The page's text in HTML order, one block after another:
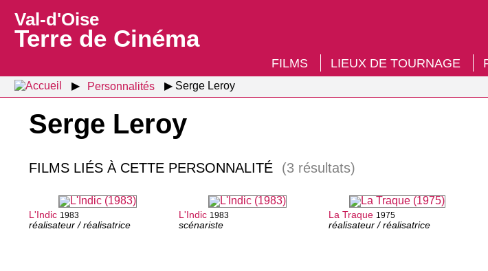
Val-d'Oise
Terre de Cinéma
FILMS LIEUX DE TOURNAGE
Personnalités Serge Leroy
Serge Leroy
FILMS LIÉS À CETTE PERSONNALITÉ (3 résultats)
L'Indic 1983
réalisateur / réalisatrice
L'Indic 1983
scénariste
La Traque 1975
réalisateur / réalisatrice